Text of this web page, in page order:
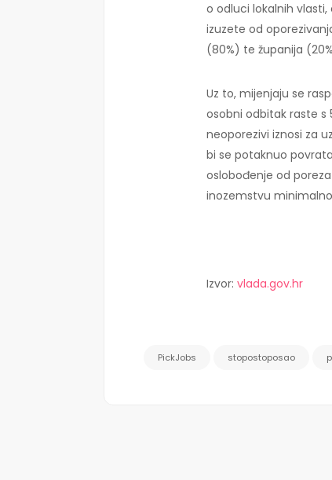
o odluci lokalnih
izuzete od
(80%) te županija
Uz to, mijenjaju se
osobni odbitak raste s
neoporezivi iznosi za
bi se potaknuo
oslobođenje od
inozemstvu
Izvor: vlada.gov.hr
PickJobs stopostoposao